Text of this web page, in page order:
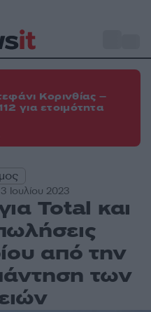
Κορινθίας –
για ετοιμότητα
Ιουλίου 2023
Total και
από την
των